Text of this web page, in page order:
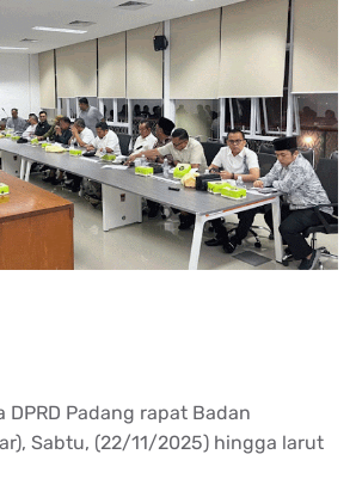
DPRD Padang rapat Badan
), Sabtu, (22/11/2025) hingga larut